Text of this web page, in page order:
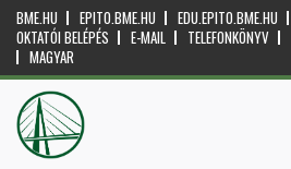
BME.HU EPITO.BME.HU EDU.EPITO.BME.HU
OKTATÓI BELÉPÉS
E-MAIL TELEFONKÖNYV
MAGYAR